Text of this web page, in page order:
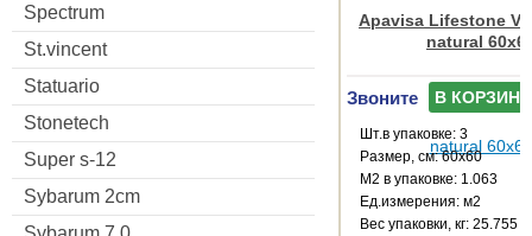
Spectrum
St.vincent
Statuario
Stonetech
Super s-12
Sybarum 2cm
Apavisa Lifestone
natural
Звоните В КОРЗИНУ
Шт.в упаковке: 3
Размер, см: 60x60
М2 в упаковке: 1.063
Ед.измерения: м2
Веc упаковки, кг: 25.755